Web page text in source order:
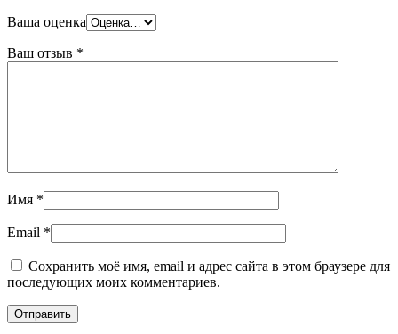
Ваша оценка
Ваш отзыв *
Имя *
Email *
Сохранить моё имя, email и адрес сайта в этом браузере для
последующих моих комментариев.